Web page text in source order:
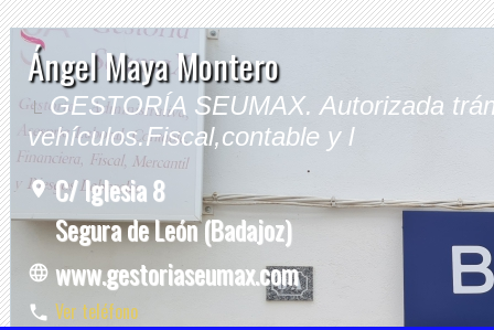
Ángel Maya Montero
GESTORÍA SEUMAX. Autorizada
vehículos.Fiscal,contable y l
C/ Iglesia 8
Segura de León (Badajoz)
www.gestoriaseumax.com
Ver teléfono